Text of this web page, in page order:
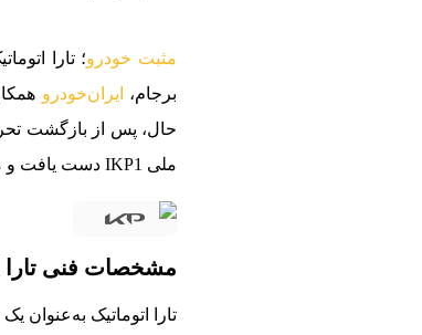
مثبت خودرو؛ تارا
برجام،
ایران‌خودرو
ملی IKP1 دست یافت و محصولی جدید به نام تارا تولید کرد که می‌توان آن را نسخه ایرانی پژو 301 دانست.
مشخصات فنی تارا
تارا اتوماتیک به‌عنوان یک سدان